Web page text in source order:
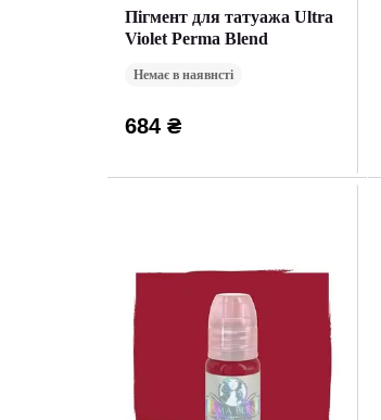
Пігмент для татуажа Ultra
Violet Perma Blend
Немає в наявнсті
684 ₴